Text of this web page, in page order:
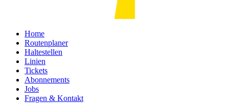
Home
Routenplaner
Haltestellen
Linien
Tickets
Abonnements
Jobs
Fragen & Kontakt